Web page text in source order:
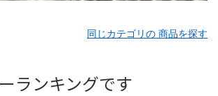
同じカテゴリの 商品を探す
ランキングです